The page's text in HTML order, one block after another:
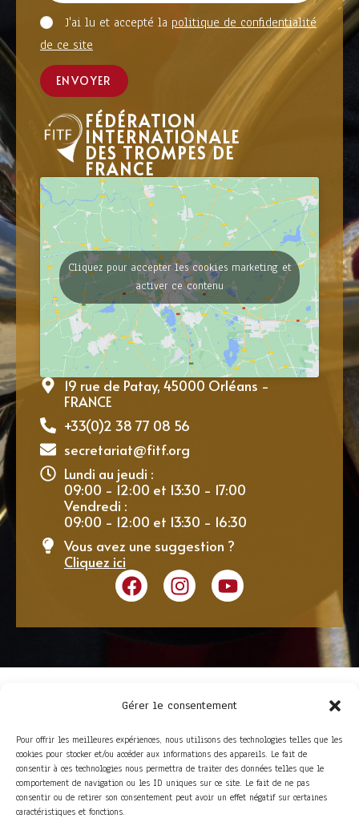
Gérer le consentement
Pour offrir les meilleures expériences, nous utilisons des technologies telles que les
cookies pour stocker et/ou accéder aux informations des appareils. Le fait de
consentir à ces technologies nous permettra de traiter des données telles que le
comportement de navigation ou les ID uniques sur ce site. Le fait de ne pas
consentir ou de retirer son consentement peut avoir un effet négatif sur certaines
caractéristiques et fonctions.
J'ai lu et accepté la politique de confidentialité
de ce site
ENVOYER
FÉDÉRATION
INTERNATIONALE
DES TROMPES DE
FRANCE
Cliquez pour accepter les cookies marketing et
activer ce contenu
19 rue de Patay, 45000 Orléans -
FRANCE
+33(0)2 38 77 08 56
secretariat@fitf.org
Lundi au jeudi :
09:00 - 12:00 et 13:30 - 17:00
Vendredi :
09:00 - 12:00 et 13:30 - 16:30
Vous avez une suggestion ?
Cliquez ici
ACCÈS RAPIDE